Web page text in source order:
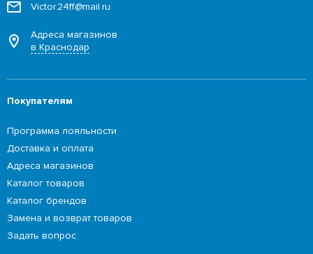
Victor.24ff@mail.ru
Адреса магазинов
в Краснодар
Покупателям
Программа лояльности
Доставка и оплата
Адреса магазинов
Каталог товаров
Каталог брендов
Замена и возврат товаров
Задать вопрос